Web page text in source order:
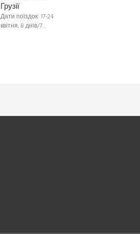
Грузії
Дати поїздок: 17-24
квітня, 8 днів/7…